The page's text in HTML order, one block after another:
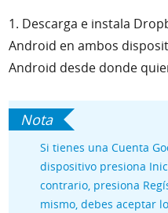
1. Descarga e instala
Android en ambos
Android desde donde
Si tienes una Cuenta
dispositivo presiona
contrario, presiona
mismo, debes aceptar